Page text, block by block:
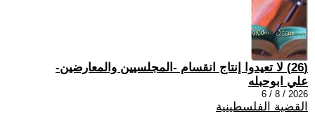
(26) لا تعيدوا إنتاج انقسام -المجلسيين والمعارضين-
علي ابوحبله
2026 / 8 / 6
القضية الفلسطينية